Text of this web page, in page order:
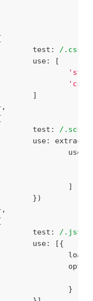
test : /.css$/
'css-
test : /
use:
use
test : /.js$/